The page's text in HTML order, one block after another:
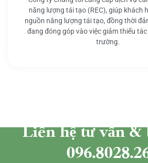
năng lượng tái tạo (REC), giúp khách
nguồn năng lượng tái tạo, đồng thời
đang đóng góp vào việc giảm thiểu
trường.
Liên hệ tư vấn &